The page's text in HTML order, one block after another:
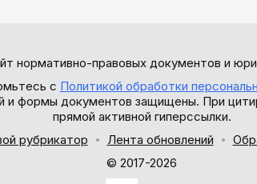
нормативно-правовых документов и
с Политикой обработки
и формы документов защищены. При
прямой активной гиперссылки.
рубрикатор
Лента обновлений
© 2017-2026